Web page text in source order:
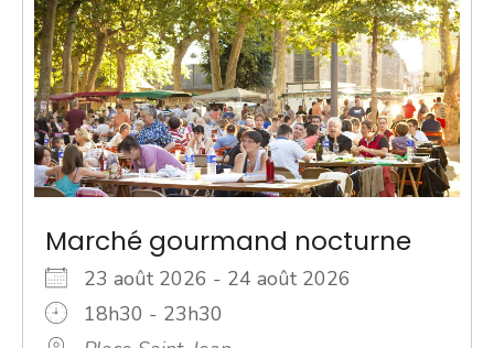
Marché gourmand nocturne
23 août 2026 - 24 août 2026
18h30 - 23h30